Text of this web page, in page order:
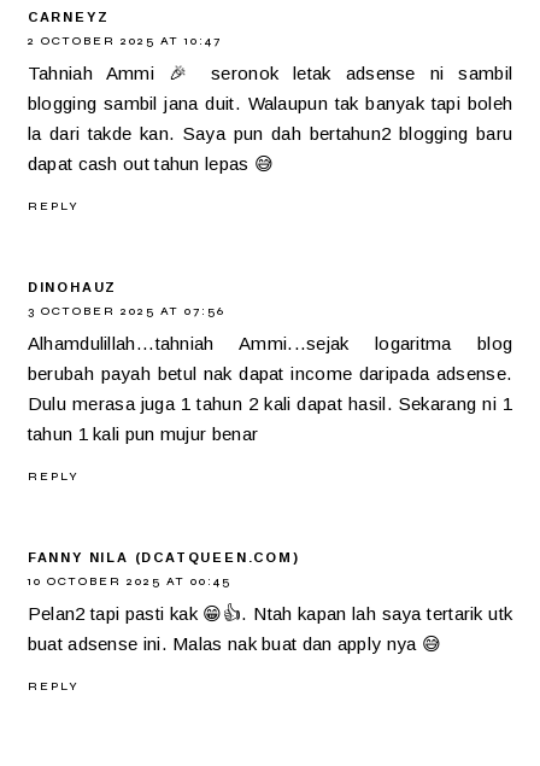
CARNEYZ
2 OCTOBER 2025 AT 10:47
Tahniah Ammi 🎉 seronok letak adsense ni sambil
blogging sambil jana duit. Walaupun tak banyak tapi boleh
la dari takde kan. Saya pun dah bertahun2 blogging baru
dapat cash out tahun lepas 😅
REPLY
DINOHAUZ
3 OCTOBER 2025 AT 07:56
Alhamdulillah...tahniah Ammi...sejak logaritma blog
berubah payah betul nak dapat income daripada adsense.
Dulu merasa juga 1 tahun 2 kali dapat hasil. Sekarang ni 1
tahun 1 kali pun mujur benar
REPLY
FANNY NILA (DCATQUEEN.COM)
10 OCTOBER 2025 AT 00:45
Pelan2 tapi pasti kak 😁👍. Ntah kapan lah saya tertarik utk
buat adsense ini. Malas nak buat dan apply nya 😅
REPLY